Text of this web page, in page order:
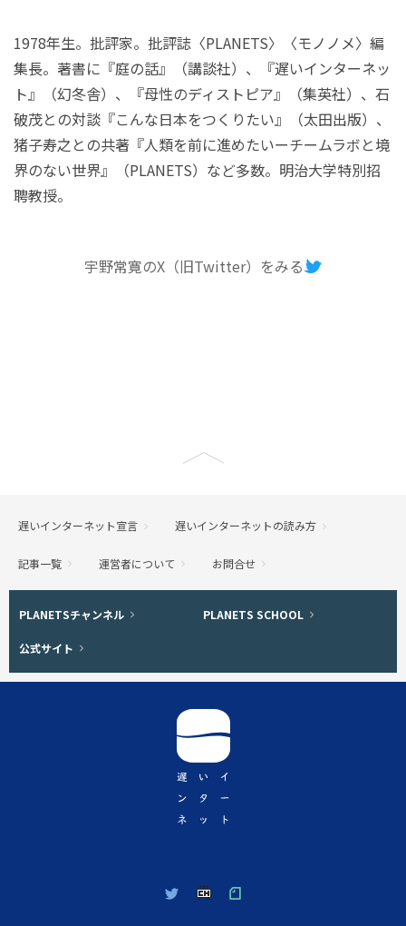
1978年生。批評家。批評誌〈PLANETS〉〈モノノメ〉編
集長。著書に『庭の話』（講談社）、『遅いインターネッ
ト』（幻冬舎）、『母性のディストピア』（集英社）、石
破茂との対談『こんな日本をつくりたい』（太田出版）、
猪子寿之との共著『人類を前に進めたいーチームラボと境
界のない世界』（PLANETS）など多数。明治大学特別招
聘教授。
宇野常寛のX（旧Twitter）をみる
サ
イ
ト
メ
遅いインターネット宣言 遅いインターネットの読み方
記事一覧 運営者について お問合せ
関
連
PLANETSチャンネル PLANETS SCHOOL
公式サイト